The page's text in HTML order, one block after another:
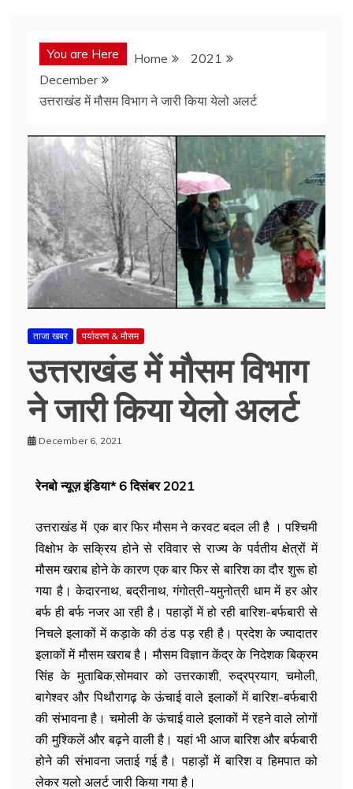
You are Here Home
2021
December
उत्तराखंड में मौसम विभाग ने जारी किया येलो अलर्ट
ताजा खबर पर्यावरण & मौसम
उत्तराखंड में मौसम विभाग
ने जारी किया येलो अलर्ट
December 6, 2021
रेनबो न्यूज़ इंडिया* 6 दिसंबर 2021
उत्तराखंड में एक बार फिर मौसम ने करवट बदल ली है । पश्चिमी
विक्षोभ के सक्रिय होने से रविवार से राज्य के पर्वतीय क्षेत्रों में
मौसम खराब होने के कारण एक बार फिर से बारिश का दौर शुरू हो
गया है। केदारनाथ, बद्रीनाथ, गंगोत्री-यमुनोत्री धाम में हर ओर
बर्फ ही बर्फ नजर आ रही है। पहाड़ों में हो रही बारिश-बर्फबारी से
निचले इलाकों में कड़ाके की ठंड पड़ रही है। प्रदेश के ज्यादातर
इलाकों में मौसम खराब है। मौसम विज्ञान केंद्र के निदेशक बिक्रम
सिंह के मुताबिक,सोमवार को उत्तरकाशी, रुद्रप्रयाग, चमोली,
बागेश्वर और पिथौरागढ़ के ऊंचाई वाले इलाकों में बारिश-बर्फबारी
की संभावना है। चमोली के ऊंचाई वाले इलाकों में रहने वाले लोगों
की मुश्किलें और बढ़ने वाली है। यहां भी आज बारिश और बर्फबारी
होने की संभावना जताई गई है। पहाड़ों में बारिश व हिमपात को
लेकर यलो अलर्ट जारी किया गया है।